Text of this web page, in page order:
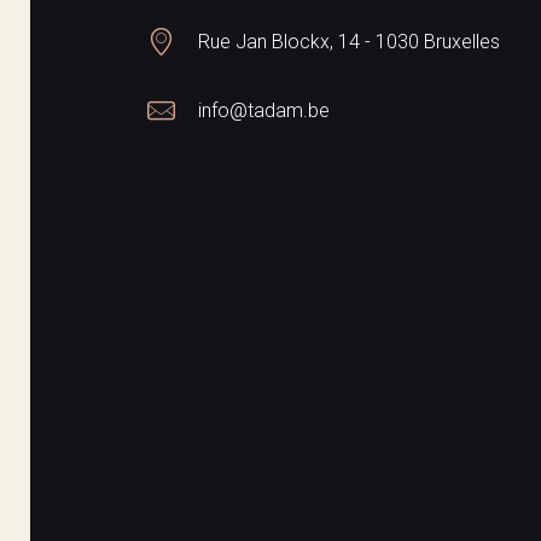
Rue Jan Blockx, 14 - 1030 Bruxelles
info@tadam.be